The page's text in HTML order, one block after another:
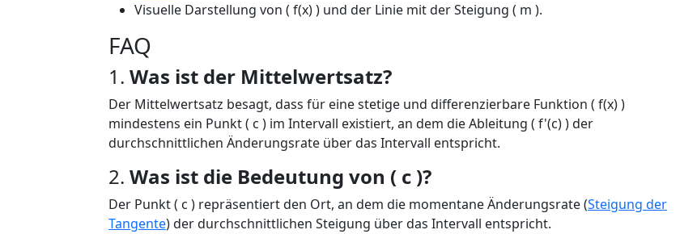
Visuelle Darstellung von ( f(x) ) und der Linie mit der Steigung ( m ).
FAQ
1. Was ist der Mittelwertsatz?
Der Mittelwertsatz besagt, dass für eine stetige und differenzierbare Funktion ( f(x) )
mindestens ein Punkt ( c ) im Intervall existiert, an dem die Ableitung ( f'(c) ) der
durchschnittlichen Änderungsrate über das Intervall entspricht.
2. Was ist die Bedeutung von ( c )?
Der Punkt ( c ) repräsentiert den Ort, an dem die momentane Änderungsrate (Steigung der
Tangente) der durchschnittlichen Steigung über das Intervall entspricht.